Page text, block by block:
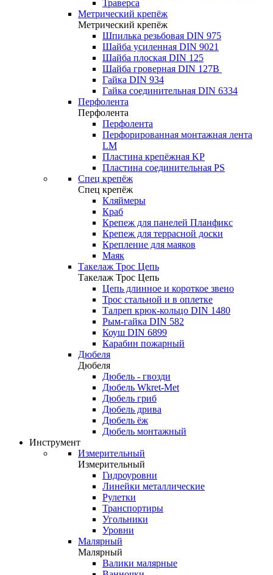
Траверса
Метрический крепёж
Метрический крепёж
Шпилька резьбовая DIN 975
Шайба усиленная DIN 9021
Шайба плоская DIN 125
Шайба гроверная DIN 127B
Гайка DIN 934
Гайка соединительная DIN 6334
Перфолента
Перфолента
Перфолента
Перфорированная монтажная лента
LM
Пластина крепёжная KP
Пластина соединительная PS
Спец крепёж
Спец крепёж
Кляймеры
Краб
Крепеж для панелей Планфикс
Крепеж для террасной доски
Крепление для маяков
Маяк
Такелаж Трос Цепь
Такелаж Трос Цепь
Цепь длинное и короткое звено
Трос стальной и в оплетке
Талреп крюк-кольцо DIN 1480
Рым-гайка DIN 582
Коуш DIN 6899
Карабин пожарный
Дюбеля
Дюбеля
Дюбель - гвозди
Дюбель Wkret-Met
Дюбель гриб
Дюбель дрива
Дюбель ёж
Дюбель монтажный
Инструмент
Измерительный
Измерительный
Гидроуровни
Линейки металлические
Рулетки
Транспортиры
Угольники
Уровни
Малярный
Малярный
Валики малярные